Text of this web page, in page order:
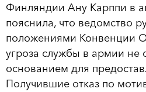
Финляндии Ану Карппи в
пояснила, что ведомство
положениями Конвенции
угроза службы в армии не
основанием для
Получившие отказ по